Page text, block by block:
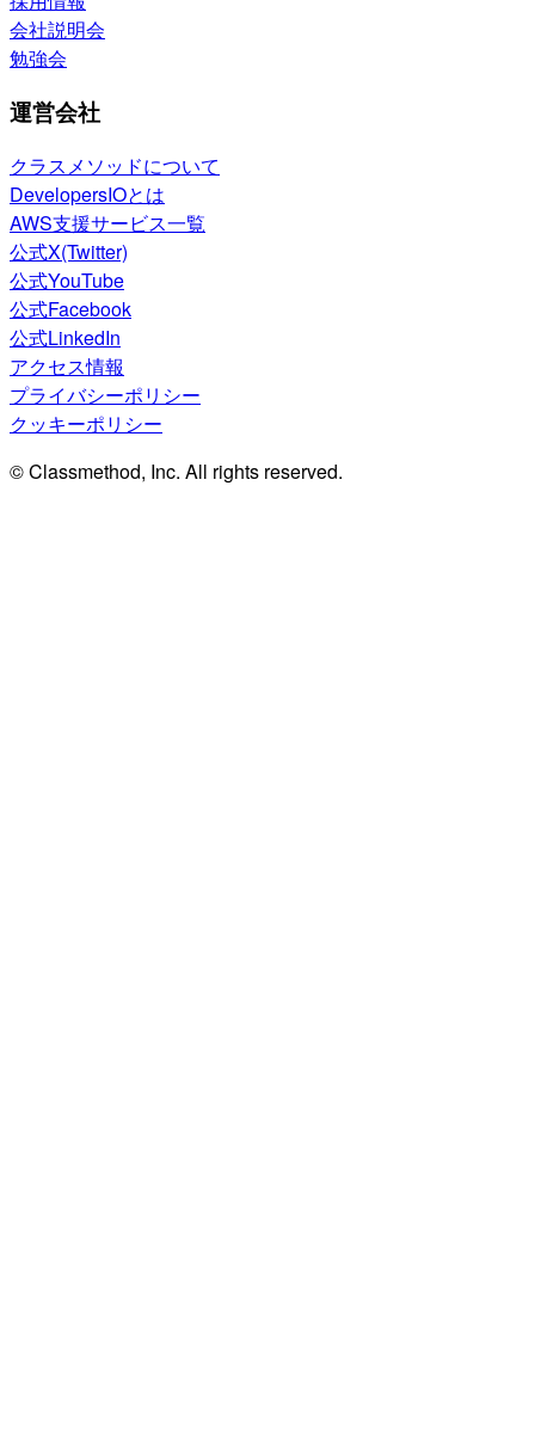
会社説明会
勉強会
運営会社
クラスメソッドについて
DevelopersIOとは
AWS支援サービス一覧
公式X(Twitter)
公式YouTube
公式Facebook
公式LinkedIn
アクセス情報
プライバシーポリシー
クッキーポリシー
© Classmethod, Inc. All rights reserved.